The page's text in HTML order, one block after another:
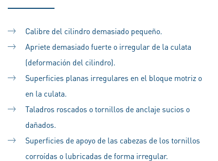
Calibre del cilindro demasiado pequeño.
Apriete demasiado fuerte o irregular de la culata
(deformación del cilindro).
Superficies planas irregulares en el bloque motriz o
en la culata.
Taladros roscados o tornillos de anclaje sucios o
dañados.
Superficies de apoyo de las cabezas de los tornillos
corroídas o lubricadas de forma irregular.